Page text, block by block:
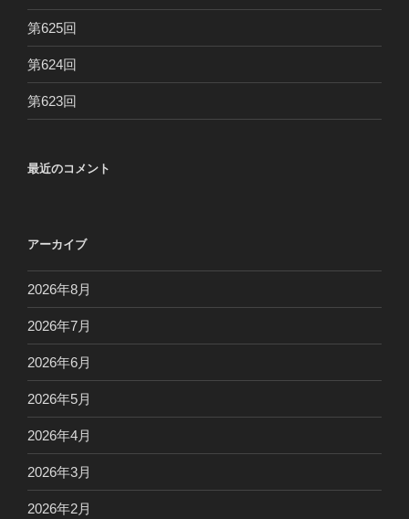
第625回
第624回
第623回
最近のコメント
アーカイブ
2026年8月
2026年7月
2026年6月
2026年5月
2026年4月
2026年3月
2026年2月